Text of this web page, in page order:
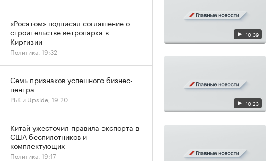
10:39
10:23
«Росатом» подписал соглашение о
строительстве ветропарка в
Киргизии
Политика, 19:32
Семь признаков успешного бизнес-
центра
РБК и Upside, 19:20
Китай ужесточил правила экспорта в
США беспилотников и
комплектующих
Политика, 19:17